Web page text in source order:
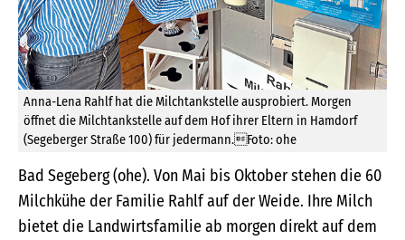
Anna-Lena Rahlf hat die Milchtankstelle ausprobiert. Morgen
öffnet die Milchtankstelle auf dem Hof ihrer Eltern in Hamdorf
(Segeberger Straße 100) für jedermann.Foto: ohe
Bad Segeberg (ohe). Von Mai bis Oktober stehen die 60
Milchkühe der Familie Rahlf auf der Weide. Ihre Milch
bietet die Landwirtsfamilie ab morgen direkt auf dem